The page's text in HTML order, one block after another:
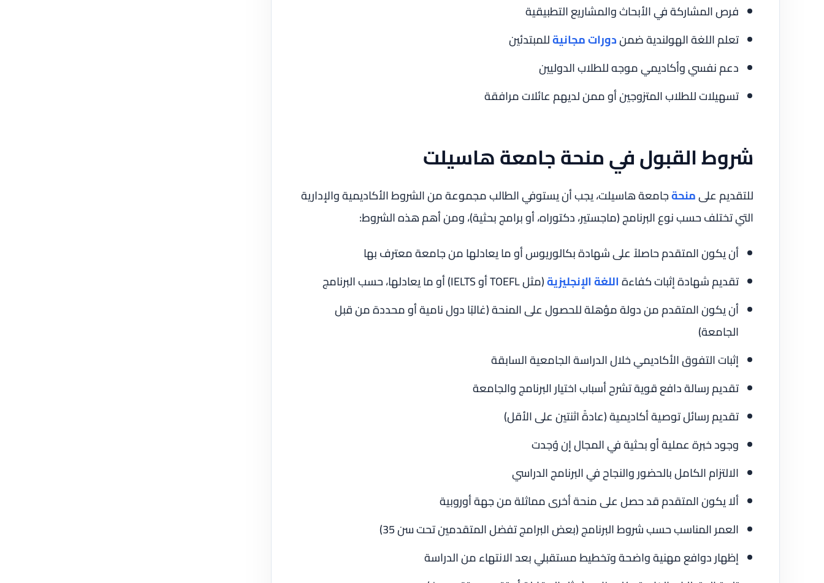
فرص المشاركة في الأبحاث والمشاريع التطبيقية
تعلم اللغة الهولندية ضمندورات مجانيةللمبتدئين
دعم نفسي وأكاديمي موجه للطلاب الدوليين
تسهيلات للطلاب المتزوجين أو ممن لديهم عائلات مرافقة
شروط القبول في منحة جامعة هاسيلت
للتقديم علىمنحةجامعة هاسيلت، يجب أن يستوفي الطالب مجموعة من الشروط الأكاديمية والإدارية
التي تختلف حسب نوع البرنامج (ماجستير، دكتوراه، أو برامج بحثية)، ومن أهم هذه الشروط:
أن يكون المتقدم حاصلاً على شهادة بكالوريوس أو ما يعادلها من جامعة معترف بها
تقديم شهادة إثبات كفاءةاللغة الإنجليزية(مثل TOEFL أو IELTS) أو ما يعادلها، حسب البرنامج
أن يكون المتقدم من دولة مؤهلة للحصول على المنحة (غالبًا دول نامية أو محددة من قبل
الجامعة)
إثبات التفوق الأكاديمي خلال الدراسة الجامعية السابقة
تقديم رسالة دافع قوية تشرح أسباب اختيار البرنامج والجامعة
تقديم رسائل توصية أكاديمية (عادةً اثنتين على الأقل)
وجود خبرة عملية أو بحثية في المجال إن وُجدت
الالتزام الكامل بالحضور والنجاح في البرنامج الدراسي
ألا يكون المتقدم قد حصل على منحة أخرى مماثلة من جهة أوروبية
العمر المناسب حسب شروط البرنامج (بعض البرامج تفضل المتقدمين تحت سن 35)
إظهار دوافع مهنية واضحة وتخطيط مستقبلي بعد الانتهاء من الدراسة